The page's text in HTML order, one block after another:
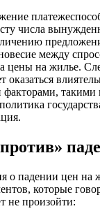
числа
между
цены на жилье.
факторами, такими
о падении цен на
которые
не произойти: